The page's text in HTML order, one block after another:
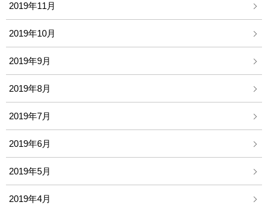
2019年11月
2019年10月
2019年9月
2019年8月
2019年7月
2019年6月
2019年5月
2019年4月